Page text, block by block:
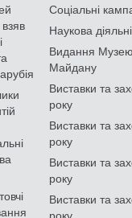
Соціальні
Наукова
Видання Музею
Майдану
Виставки та
року
Виставки та
року
Виставки та
року
Виставки та